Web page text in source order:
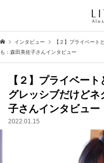
インタビュー
【２】プライベー
も：森田美佐子さんインタビュー
【２】プライベー
グレッシブだけど
子さんインタビュー
2022.01.15